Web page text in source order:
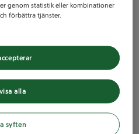
genom statistik eller kombinationer
förbättra tjänster.
alla
syften